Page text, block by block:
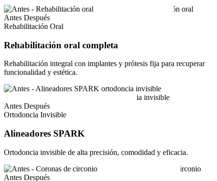
Antes Después
Rehabilitación Oral
Rehabilitación oral completa
Rehabilitación integral con implantes y prótesis fija para recuperar
funcionalidad y estética.
Antes Después
Ortodoncia Invisible
Alineadores SPARK
Ortodoncia invisible de alta precisión, comodidad y eficacia.
Antes Después